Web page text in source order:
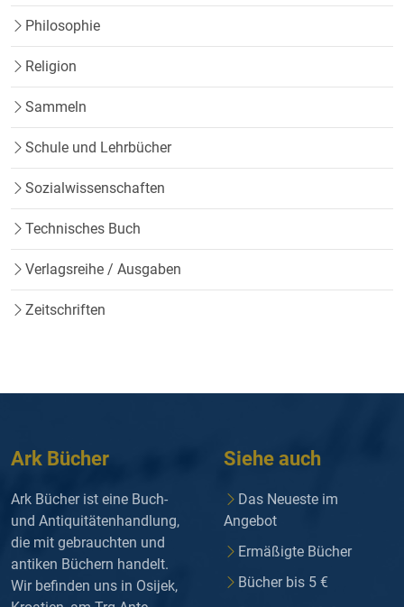
Philosophie
Religion
Sammeln
Schule und Lehrbücher
Sozialwissenschaften
Technisches Buch
Verlagsreihe / Ausgaben
Zeitschriften
Ark Bücher
Ark Bücher ist eine Buch-
und Antiquitätenhandlung,
die mit gebrauchten und
antiken Büchern handelt.
Wir befinden uns in Osijek,
Siehe auch
Das Neueste im
Angebot
Ermäßigte Bücher
Bücher bis 5 €